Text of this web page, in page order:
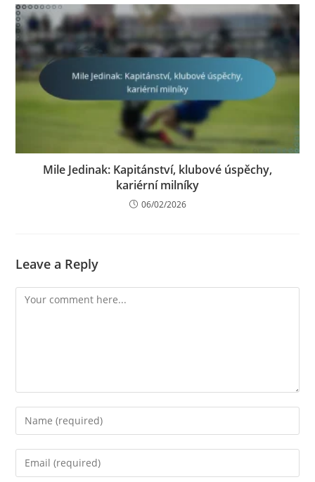
Mile Jedinak: Kapitánství, klubové úspěchy,
kariérní milníky
06/02/2026
Leave a Reply
Comment
Enter
your
name
Enter
your